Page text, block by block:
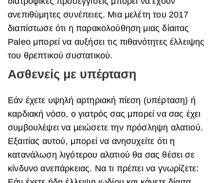
ανεπιθύμητες συνέπειες. Μια μελέτη του 2017
διαπίστωσε ότι η παρακολούθηση μιας δίαιτας
Paleo μπορεί να αυξήσει τις πιθανότητες έλλειψης
του θρεπτικού συστατικού.
Ασθενείς με υπέρταση
Εάν έχετε υψηλή αρτηριακή πίεση (υπέρταση) ή
καρδιακή νόσο, ο γιατρός σας μπορεί να σας έχει
συμβουλέψει να μειώσετε την πρόσληψη αλατιού.
Εξαιτίας αυτού, μπορεί να ανησυχείτε ότι η
κατανάλωση λιγότερου αλατιού θα σας θέσει σε
κίνδυνο ανεπάρκειας. Να τι πρέπει να γνωρίζετε: